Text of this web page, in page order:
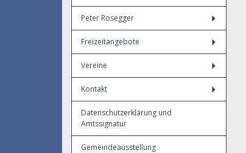
Peter Rosegger
Freizeitangebote
Vereine
Kontakt
Datenschutzerklärung und
Amtssignatur
Gemeindeausstellung